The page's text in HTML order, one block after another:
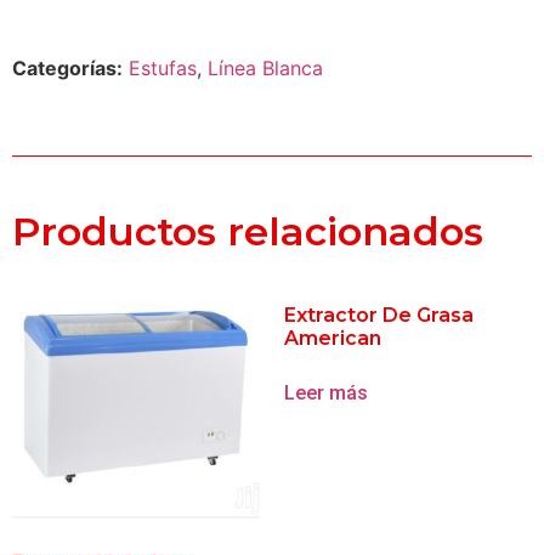
Categorías: Estufas, Línea Blanca
Productos relacionados
Extractor De Grasa
American
Leer más